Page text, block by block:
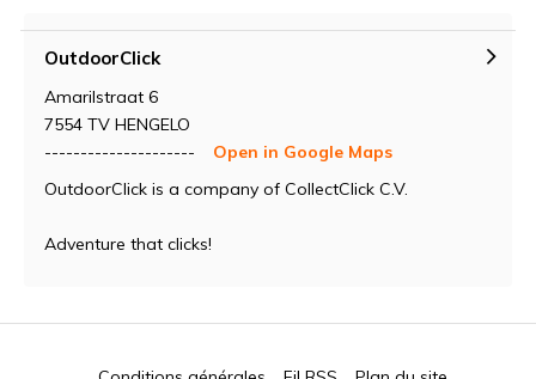
OutdoorClick
Amarilstraat 6
7554 TV HENGELO
---------------------
Open in Google Maps
OutdoorClick is a company of CollectClick C.V.
Adventure that clicks!